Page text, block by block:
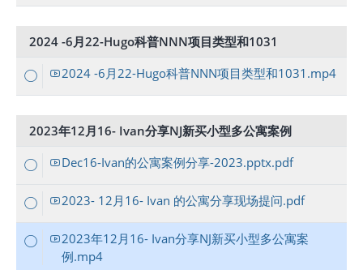
2024 -6月22-Hugo科普NNN项目类型和1031
2024 -6月22-Hugo科普NNN项目类型和1031.mp4
2023年12月16- Ivan分享NJ新买小型多公寓案例
Dec16-Ivan的公寓案例分享-2023.pptx.pdf
2023- 12月16- Ivan 的公寓分享现场提问.pdf
2023年12月16- Ivan分享NJ新买小型多公寓案
例.mp4